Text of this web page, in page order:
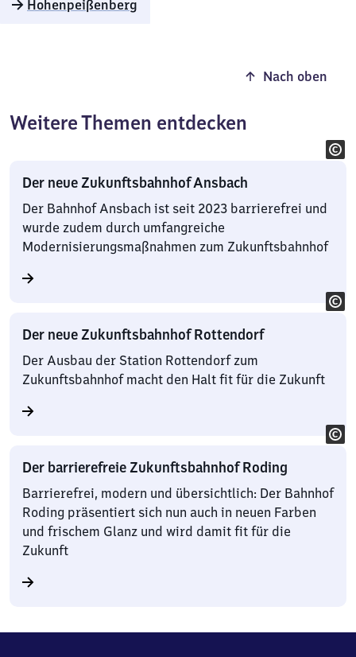
Hohenpeißenberg
Nach oben
Weitere Themen entdecken
Der neue Zukunftsbahnhof Ansbach
Der Bahnhof Ansbach ist seit 2023 barrierefrei und
wurde zudem durch umfangreiche
Modernisierungsmaßnahmen zum Zukunftsbahnhof
Der neue Zukunftsbahnhof Rottendorf
Der Ausbau der Station Rottendorf zum
Zukunftsbahnhof macht den Halt fit für die Zukunft
Der barrierefreie Zukunftsbahnhof Roding
Barrierefrei, modern und übersichtlich: Der Bahnhof
Roding präsentiert sich nun auch in neuen Farben
und frischem Glanz und wird damit fit für die
Zukunft